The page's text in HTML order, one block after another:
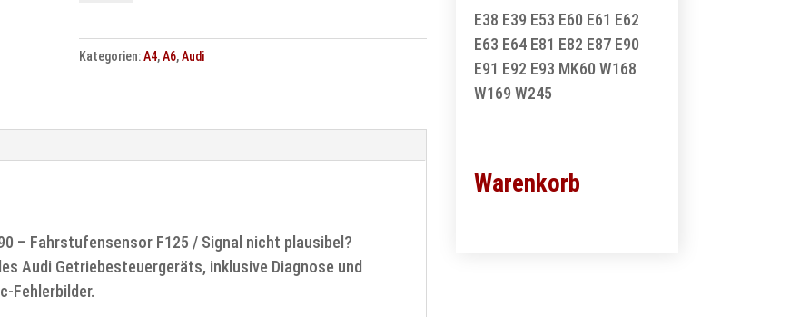
17090
–
Reparatur
|
&
A6
Menge
Kategorien:A4,A6,Audi
– Fahrstufensensor F125 / Signal nicht plausibel?
Audi Getriebesteuergeräts, inklusive Diagnose und
Fehlerbilder.
E38 E39 E53 E60 E61 E62
E63 E64 E81 E82 E87 E90
E91 E92 E93 MK60 W168
W169 W245
Warenkorb